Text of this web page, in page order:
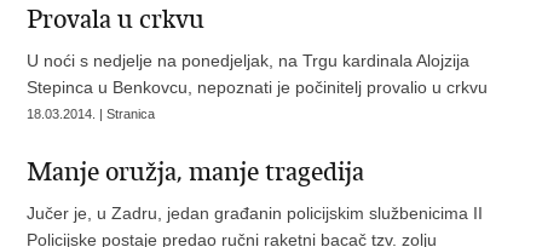
Provala u crkvu
U noći s nedjelje na ponedjeljak, na Trgu kardinala Alojzija
Stepinca u Benkovcu, nepoznati je počinitelj provalio u crkvu
18.03.2014. | Stranica
Manje oružja, manje tragedija
Jučer je, u Zadru, jedan građanin policijskim službenicima II
Policijske postaje predao ručni raketni bacač tzv. zolju